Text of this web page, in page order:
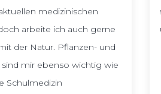
medizinischen
arbeite ich auch gerne
der Natur. Pflanzen- und
mir ebenso wichtig wie
Schulmedizin